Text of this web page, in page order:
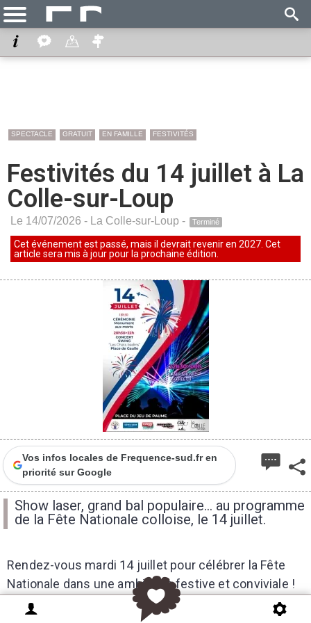
SPECTACLE GRATUIT EN FAMILLE FESTIVITÉS
Festivités du 14 juillet à La
Colle-sur-Loup
Le 14/07/2026 - La Colle-sur-Loup - Terminé
Cet événement est passé, mais il devrait revenir en 2027. Cet
article sera mis à jour pour la prochaine édition.
Vos infos locales de Frequence-sud.fr en
priorité sur Google
Show laser, grand bal populaire... au programme
de la Fête Nationale colloise, le 14 juillet.
Rendez-vous mardi 14 juillet pour célébrer la Fête
Nationale dans une ambiance festive et conviviale !